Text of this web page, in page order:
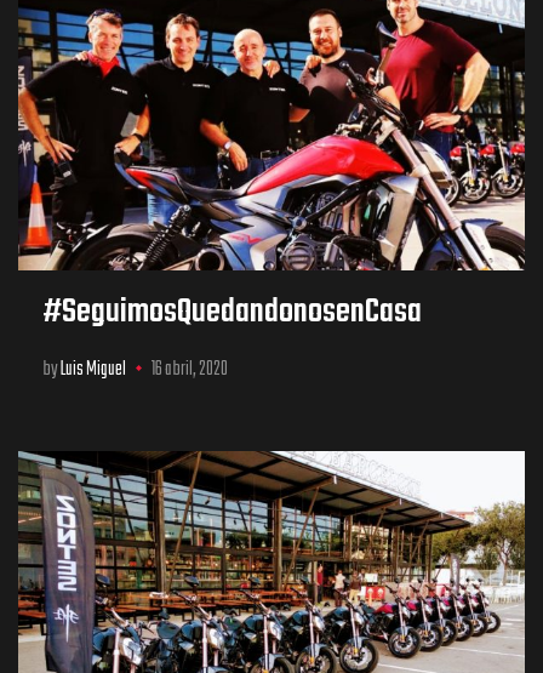
#SeguimosQuedandonosenCasa
byLuis Miguel 16 abril, 2020